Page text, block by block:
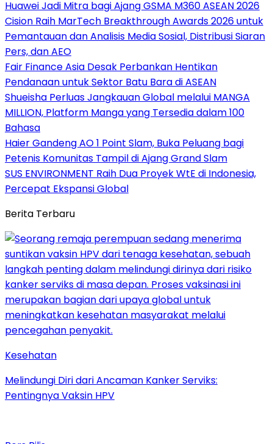
Huawei Jadi Mitra bagi Ajang GSMA M360 ASEAN 2026
Cision Raih MarTech Breakthrough Awards 2026 untuk
Pemantauan dan Analisis Media Sosial, Distribusi Siaran
Pers, dan AEO
Fair Finance Asia Desak Perbankan Hentikan
Pendanaan untuk Sektor Batu Bara di ASEAN
Shueisha Perluas Jangkauan Global melalui MANGA
MILLION, Platform Manga yang Tersedia dalam 100
Bahasa
Haier Gandeng AO 1 Point Slam, Buka Peluang bagi
Petenis Komunitas Tampil di Ajang Grand Slam
SUS ENVIRONMENT Raih Dua Proyek WtE di Indonesia,
Percepat Ekspansi Global
Berita Terbaru
Kesehatan
Melindungi Diri dari Ancaman Kanker Serviks:
Pentingnya Vaksin HPV